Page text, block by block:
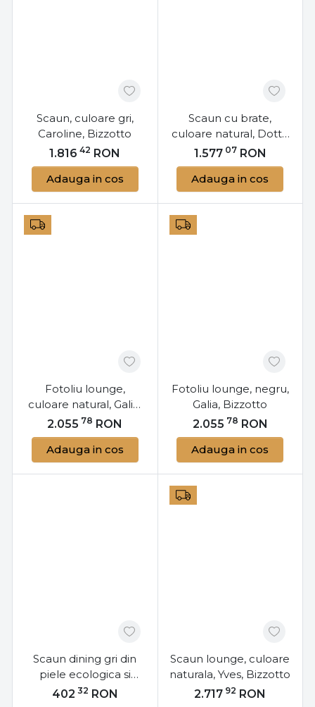
Scaun, culoare gri,
Caroline, Bizzotto
1.816 42 RON
Adauga in cos
Scaun cu brate,
culoare natural, Dotty,
Bizzotto
1.57707 RON
Adauga in cos
Fotoliu lounge,
culoare natural, Galia,
Bizzotto
2.055 78 RON
Adauga in cos
Fotoliu lounge, negru,
Galia, Bizzotto
2.055 78 RON
Adauga in cos
Scaun dining gri din
piele ecologica si
lemn de fag, New
402 32 RON
Scaun lounge, culoare
naturala, Yves, Bizzotto
2.717 92 RON